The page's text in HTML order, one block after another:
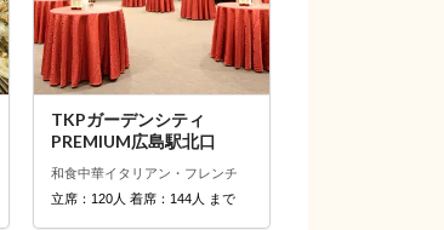
TKPガーデンシティ
PREMIUM広島駅北口
和食中華イタリアン・フレンチ
立席：120人 着席：144人 まで